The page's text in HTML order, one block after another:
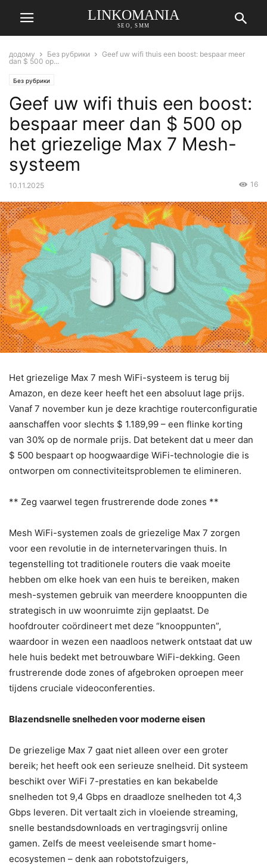
LINKOMANIA
SEO, SMM
додому Без рубрики
Geef uw wifi thuis een boost: bespaar meer
dan $ 500 op...
Без рубрики
Geef uw wifi thuis een boost:
bespaar meer dan $ 500 op
het griezelige Max 7 Mesh-
systeem
10.11.2025 16
Het griezelige Max 7 mesh WiFi-systeem is terug bij
Amazon, en deze keer heeft het een absoluut lage prijs.
Vanaf 7 november kun je deze krachtige routerconfiguratie
aanschaffen voor slechts $ 1.189,99 – een flinke korting
van 30% op de normale prijs. Dat betekent dat u meer dan
$ 500 bespaart op hoogwaardige WiFi-technologie die is
ontworpen om connectiviteitsproblemen te elimineren.
** Zeg vaarwel tegen frustrerende dode zones **
Mesh WiFi-systemen zoals de griezelige Max 7 zorgen
voor een revolutie in de internetervaringen thuis. In
tegenstelling tot traditionele routers die vaak moeite
hebben om elke hoek van een huis te bereiken, maken
mesh-systemen gebruik van meerdere knooppunten die
strategisch in uw woonruimte zijn geplaatst. De
hoofdrouter coördineert met deze “knooppunten”,
waardoor in wezen een naadloos netwerk ontstaat dat uw
hele huis bedekt met betrouwbare WiFi-dekking. Geen
frustrerende dode zones of afgebroken oproepen meer
tijdens cruciale videoconferenties.
Blazendsnelle snelheden voor moderne eisen
De griezelige Max 7 gaat niet alleen over een groter
bereik; het heeft ook een serieuze snelheid. Dit systeem
beschikt over WiFi 7-prestaties en kan bekabelde
snelheden tot 9,4 Gbps en draadloze snelheden tot 4,3
Gbps leveren. Dit vertaalt zich in vloeiende streaming,
snelle bestandsdownloads en vertragingsvrij online
gamen. Zelfs de meest veeleisende smart home-
ecosystemen – denk aan robotstofzuigers,